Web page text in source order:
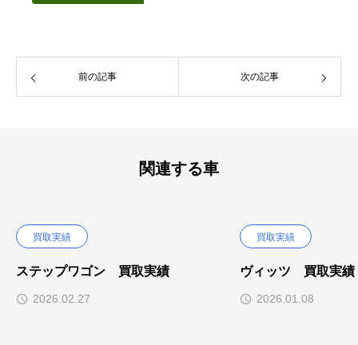
前の記事 次の記事
関連する車
買取実績
ステップワゴン 買取実績
2026.02.27
買取実績
ヴィッツ 買取実績
2026.01.08